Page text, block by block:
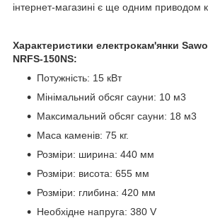
інтернет-магазині є ще одним приводом
Характеристики електрокам'янки
NRFS-150NS:
Потужність: 15 кВт
Мінімальний обсяг сауни: 10 м3
Максимальний обсяг сауни: 18 м3
Маса каменів: 75 кг.
Розміри: ширина: 440 мм
Розміри: висота: 655 мм
Розміри: глибина: 420 мм
Необхідне напруга: 380 V